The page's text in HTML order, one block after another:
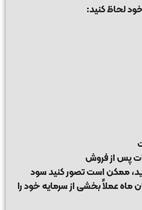
لحاظ کنید:
پس از فروش
ممکن است تصور کنید سود
ماه عملاً بخشی از سرمایه خود را